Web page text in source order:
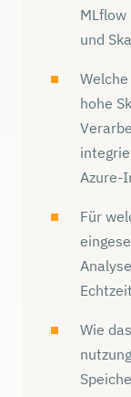
MLflow
und
hohe
Azure-
Für
Wie